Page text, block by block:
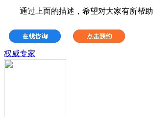
通过上面的描述，希望对大家有所帮助
权威专家